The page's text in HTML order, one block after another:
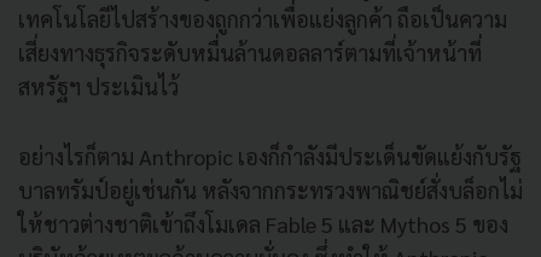
เทคโนโลยีไปสร้างของถูกกว่าเพื่อแย่งลูกค้า ถือเป็นความ
เสี่ยงทางธุรกิจระดับหมื่นล้านดอลลาร์ตามที่เจ้าหน้าที่
สหรัฐฯ ประเมินไว้
อย่างไรก็ตาม Anthropic เองก็กำลังมีประเด็นขัดแย้งกับรัฐ
บาลทรัมป์อยู่เช่นกัน หลังจากกระทรวงพาณิชย์สั่งบล็อกไม่
ให้ชาวต่างชาติเข้าถึงโมเดล Fable 5 และ Mythos 5 ของ